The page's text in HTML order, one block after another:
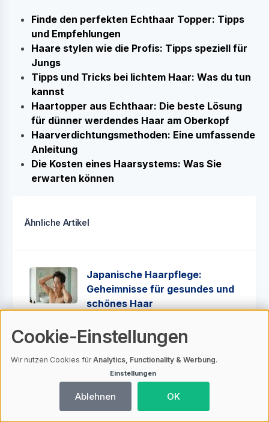
Finde den perfekten Echthaar Topper: Tipps
und Empfehlungen
Haare stylen wie die Profis: Tipps speziell für
Jungs
Tipps und Tricks bei lichtem Haar: Was du tun
kannst
Haartopper aus Echthaar: Die beste Lösung
für dünner werdendes Haar am Oberkopf
Haarverdichtungsmethoden: Eine umfassende
Anleitung
Die Kosten eines Haarsystems: Was Sie
erwarten können
Ähnliche Artikel
Japanische Haarpflege:
Geheimnisse für gesundes und
schönes Haar
Gesünderes Haarwachstum:
Tipps und Tricks
Haarteile bei Chemotherapie:
Natürliches Aussehen trotz
Haarverlust
Cookie-Einstellungen
Wir nutzen Cookies fürAnalytics, Functionality & Werbung.
Einstellungen
Ablehnen OK